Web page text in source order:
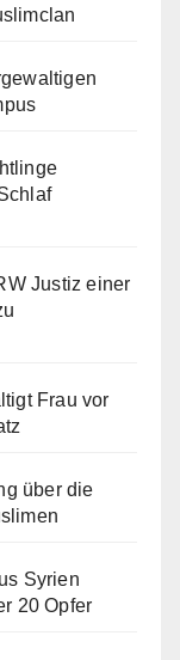
Justiz einer
Frau vor
über die
Syrien
20 Opfer